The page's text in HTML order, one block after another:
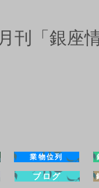
月刊「銀座
業物位列
ブログ